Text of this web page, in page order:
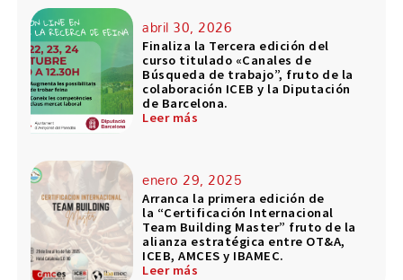
abril 30, 2026
Finaliza la Tercera edición del
curso titulado «Canales de
Búsqueda de trabajo”, fruto de la
colaboración ICEB y la Diputación
de Barcelona.
Leer más
enero 29, 2025
Arranca la primera edición de
la “Certificación Internacional
Team Building Master” fruto de la
alianza estratégica entre OT&A,
ICEB, AMCES y IBAMEC.
Leer más